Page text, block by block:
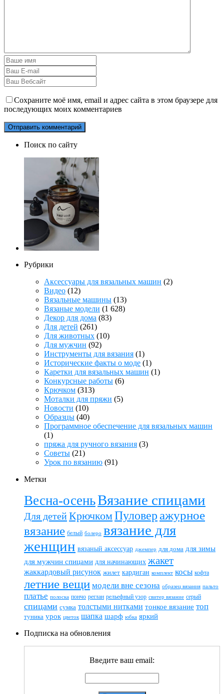
Сохраните моё имя, email и адрес сайта в этом браузере для
последующих моих комментариев
Поиск по сайту
Рубрики
Аксессуары для вязальных машин (2)
Видео (12)
Вязальные машины (13)
Вязаные модели (1 628)
Декор для дома (83)
Для детей (261)
Для животных (10)
Для мужчин (92)
Инструменты для вязания (1)
Исторические факты о моде (1)
Каретки для вязальных машин (1)
Конкурсные работы (6)
Крючком (313)
Моталки для пряжи (5)
Новости (10)
Образцы (40)
Программное обеспечение для вязальных машин
(1)
пряжа для ручного вязания (3)
Советы (21)
Урок по вязанию (91)
Метки
Весна-осеньВязание спицами
Для детейКрючкомПуловер ажурное
вязание белый болеро вязание для
женщин вязаный аксессуар джемпер для дома для зимы
для мужчин спицами для начинающих жакет
жаккардовый рисунок жилет кардиган комплект косы кофта
летние вещи модели вне сезона образец вязания пальто
платье полоска пончо реглан рельефный узор свитер вязание серый
спицами сумка толстыми нитками тонкое вязание топ
туника урок цветок шапка шарф юбка яркий
Подписка на обновления
Введите ваш email: